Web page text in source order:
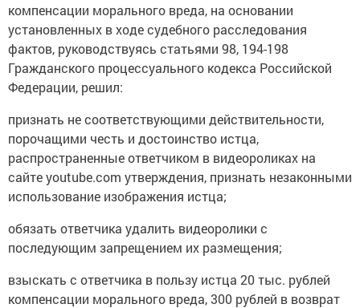
компенсации морального вреда, на основании
установленных в ходе судебного расследования
фактов, руководствуясь статьями 98, 194-198
Гражданского процессуального кодекса Российской
Федерации, решил:
признать не соответствующими действительности,
порочащими честь и достоинство истца,
распространенные ответчиком в видеороликах на
сайте youtube.com утверждения, признать незаконными
использование изображения истца;
обязать ответчика удалить видеоролики с
последующим запрещением их размещения;
взыскать с ответчика в пользу истца 20 тыс. рублей
компенсации морального вреда, 300 рублей в возврат